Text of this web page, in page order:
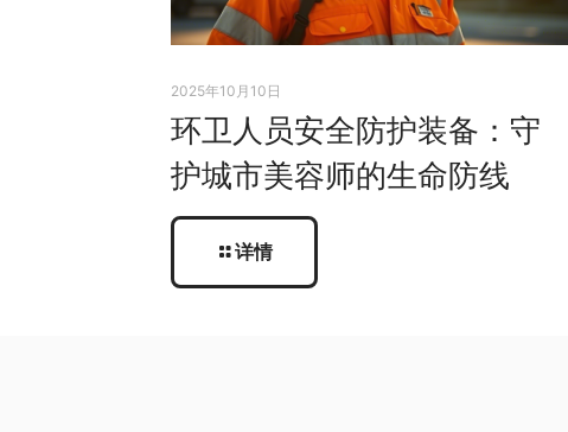
2025年10月10日
环卫人员安全防护装备：守
护城市美容师的生命防线
详情